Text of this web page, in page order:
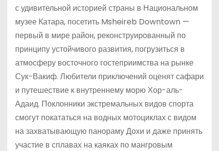
с удивительной историей страны в Национальном
музее Катара, посетить Msheireb Downtown —
первый в мире район, реконструированный по
принципу устойчивого развития, погрузиться в
атмосферу восточного гостеприимства на рынке
Сук-Вакиф. Любители приключений оценят сафари
и путешествие к внутреннему морю Хор-аль-
Адаид. Поклонники экстремальных видов спорта
смогут покататься на водных мотоциклах с видом
на захватывающую панораму Дохи и даже принять
участие в сплавах на каяках по мангровым